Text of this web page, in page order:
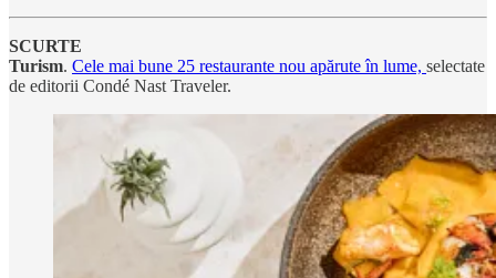
SCURTE
Turism. Cele mai bune 25 restaurante nou apărute în lume, selectate
de editorii Condé Nast Traveler.